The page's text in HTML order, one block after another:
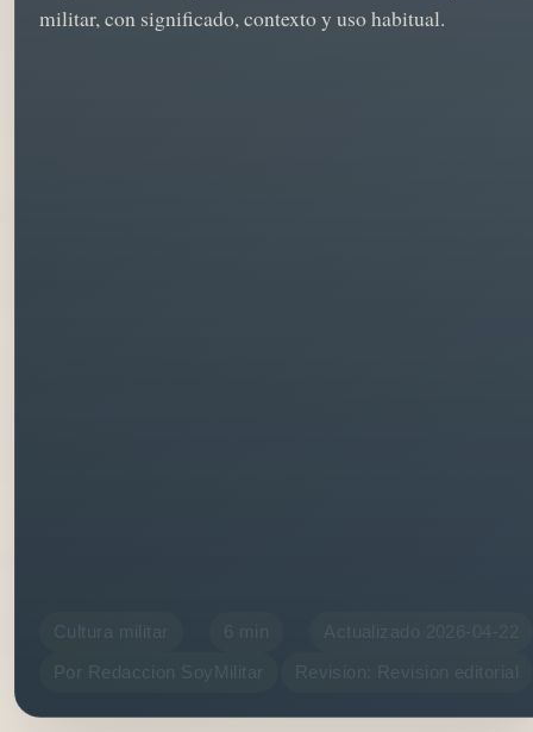
militar, con significado, contexto y uso habitual.
Cultura militar
Por Redaccion SoyMilitar Revision: Revision editorial